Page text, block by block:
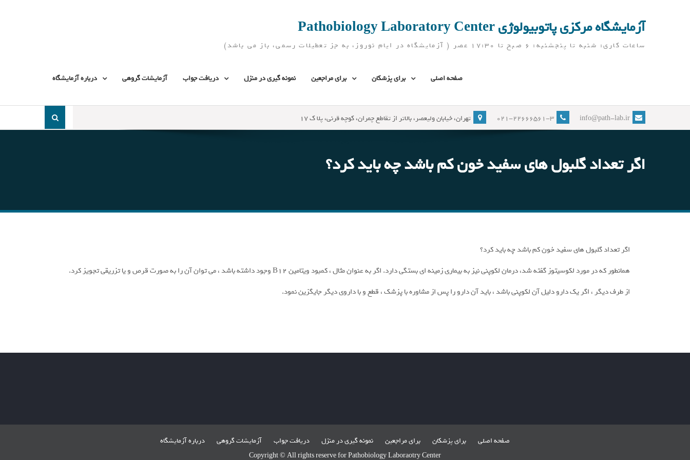
آزمایشگاه مرکزی پاتوبیولوژی Pathobiology Laboratory Center
ساعات کاری: شنبه تا پنجشنبه: 6 صبح تا 17:30 عصر ( آزمایشگاه در ایام نوروز، به جز تعطیلات رسمی، باز می باشد)
صفحه اصلی برای پزشکان برای مراجعین نمونه گیری در منزل دریافت جواب آزمایشات گروهی درباره آزمایشگاه
info@path-lab.ir
021-22666561-3 تهران، خیابان ولیعصر، بالاتر از تقاطع چمران، کوچه قرنی، پلا ک 17
جست
اگر تعداد گلبول های سفید خون کم باشد چه باید کرد؟
اگر تعداد گلبول های سفید خون کم باشد چه باید کرد؟
همانطور که در مورد لکوسیتوز گفته شد، درمان لکوپنی نیز به بیماری زمینه ای بستگی دارد. اگر به عنوان مثال ، کمبود ویتامین B12 وجود داشته باشد ، می توان آن را به صورت قرص و یا تزریقی تجویز کرد.
از طرف دیگر ، اگر یک دارو دلیل آن لکوپنی باشد ، باید آن دارو را پس از مشاوره با پزشک ، قطع و با داروی دیگر جایگزین نمود.
صفحه اصلی برای پزشکان برای مراجعین نمونه گیری در منزل دریافت جواب آزمایشات گروهی
درباره آزمایشگاه
Copyright © All rights reserve for Pathobiology Laboraotry Center